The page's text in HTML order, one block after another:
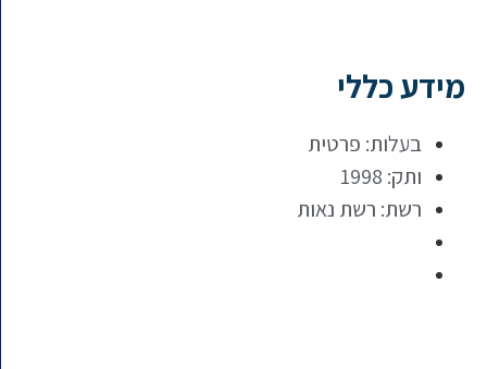
מידע כללי
בעלות: פרטית
ותק: 1998
רשת: רשת נאות